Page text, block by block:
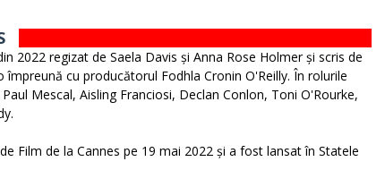
2022 regizat de Saela Davis și Anna Rose Holmer și scris de
cu producătorul Fodhla Cronin O'Reilly. În rolurile
Paul Mescal, Aisling Franciosi, Declan Conlon, Toni O'Rourke,
Film de la Cannes pe 19 mai 2022 și a fost lansat în Statele